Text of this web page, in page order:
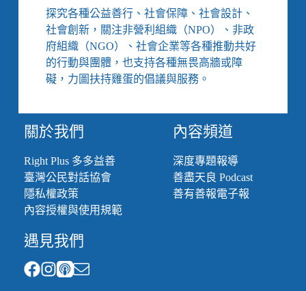
探究各種公益善行、社會保障、社會設計、
社會創新，關注非營利組織（NPO）、非政
府組織（NGO）、社會企業等各種推動共好
的行動與團體，也支持各種無畏高牆或障
礙，力圖扶持雞蛋的倡議與服務。
關於我們
Right Plus 多多益善
臺灣公民對話協會
隱私權政策
內容授權與使用規範
內容頻道
深度專題報導
善盡天良 Podcast
善有善報電子報
遇見我們